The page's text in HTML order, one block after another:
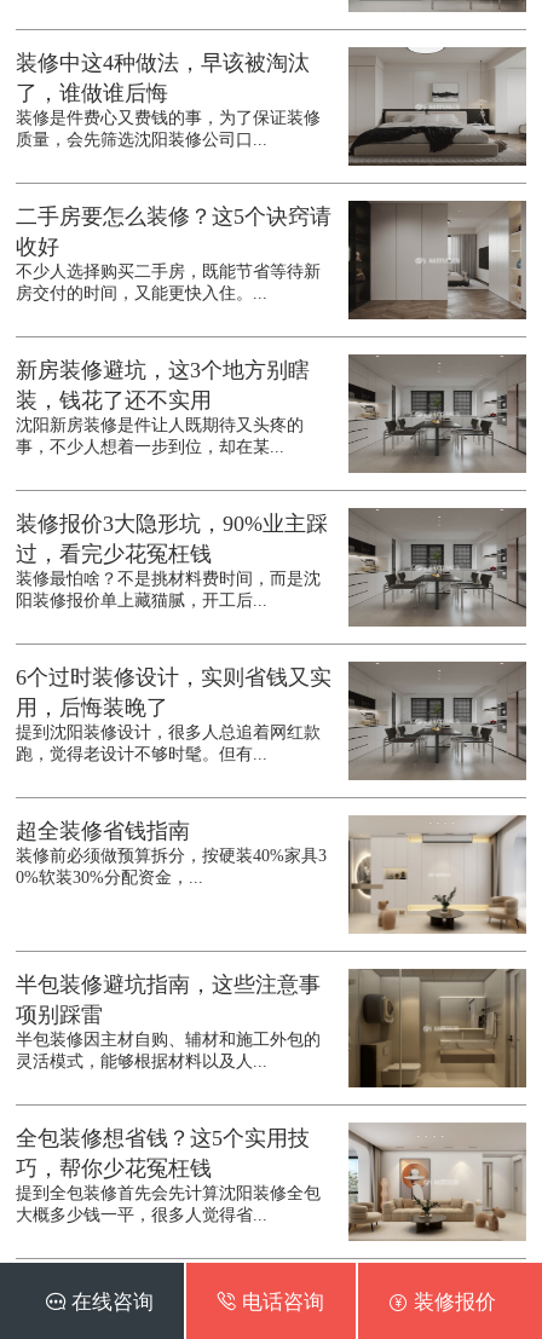
装修中这4种做法，早该被淘汰
了，谁做谁后悔
装修是件费心又费钱的事，为了保证装修
质量，会先筛选沈阳装修公司口...
二手房要怎么装修？这5个诀窍请
收好
不少人选择购买二手房，既能节省等待新
房交付的时间，又能更快入住。...
新房装修避坑，这3个地方别瞎
装，钱花了还不实用
沈阳新房装修是件让人既期待又头疼的
事，不少人想着一步到位，却在某...
装修报价3大隐形坑，90%业主踩
过，看完少花冤枉钱
装修最怕啥？不是挑材料费时间，而是沈
阳装修报价单上藏猫腻，开工后...
6个过时装修设计，实则省钱又实
用，后悔装晚了
提到沈阳装修设计，很多人总追着网红款
跑，觉得老设计不够时髦。但有...
超全装修省钱指南
装修前必须做预算拆分，按硬装40%家具3
0%软装30%分配资金，...
半包装修避坑指南，这些注意事
项别踩雷
半包装修因主材自购、辅材和施工外包的
灵活模式，能够根据材料以及人...
全包装修想省钱？这5个实用技
巧，帮你少花冤枉钱
提到全包装修首先会先计算沈阳装修全包
大概多少钱一平，很多人觉得省...
装修不踩坑，3大阶段计个关键攻
 在线咨询  电话咨询  装修报价